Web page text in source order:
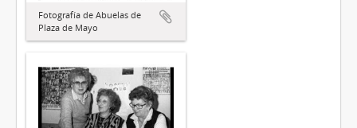
Fotografía de Abuelas de
Plaza de Mayo